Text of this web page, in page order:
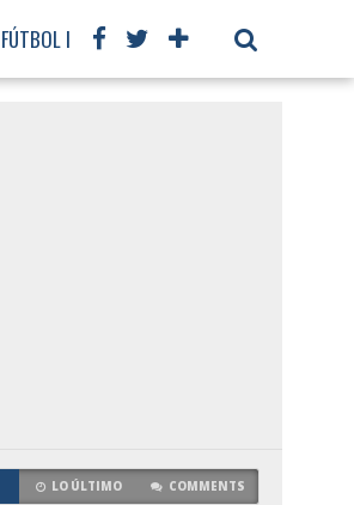
FÚTBOL INTERNACIONAL
LO ÚLTIMO COMMENTS